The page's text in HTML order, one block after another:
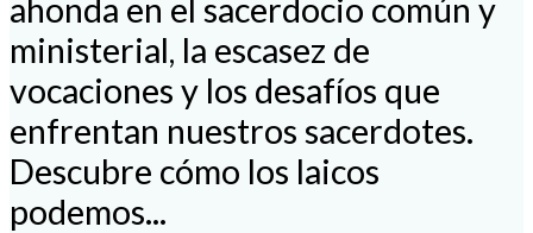
ahonda en el sacerdocio común y
ministerial, la escasez de
vocaciones y los desafíos que
enfrentan nuestros sacerdotes.
Descubre cómo los laicos
podemos...